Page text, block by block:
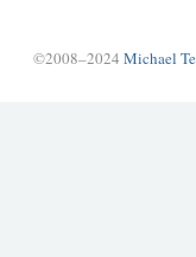
©2008–2024 Michael